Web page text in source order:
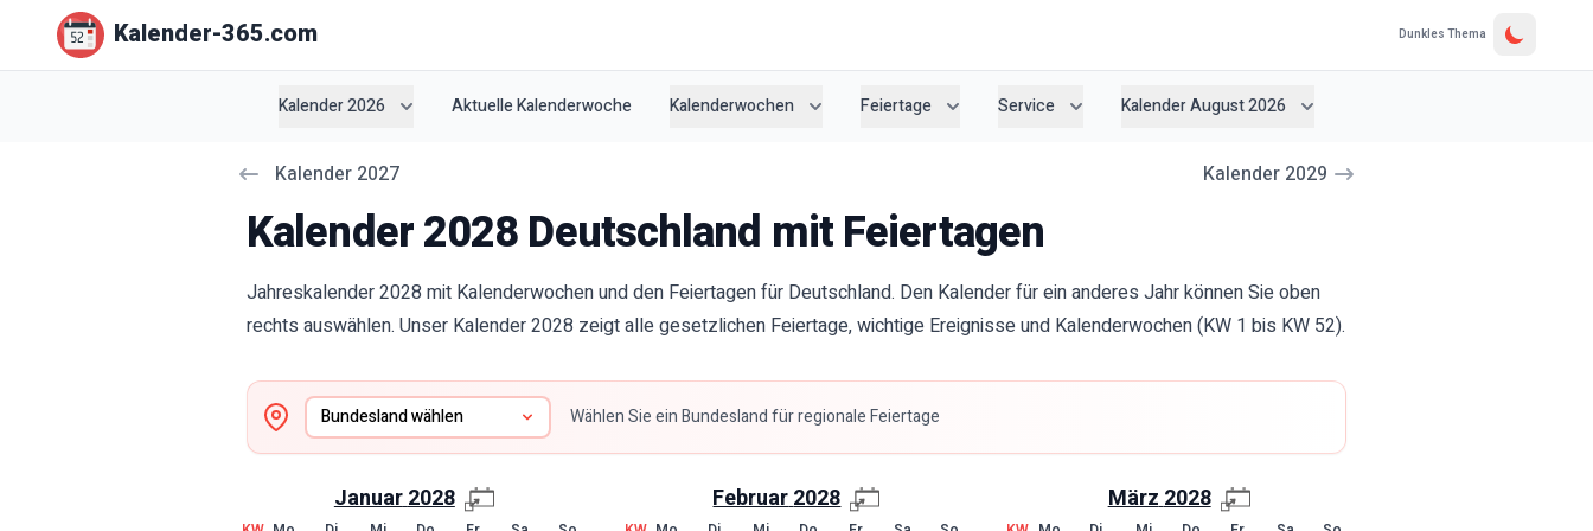
Kalender-365.com Dunkles Thema
Kalender 2026 Aktuelle Kalenderwoche Kalenderwochen Feiertage Service Kalender August 2026
Kalender 2027 Kalender 2029
Kalender 2028 Deutschland mit Feiertagen
Jahreskalender 2028 mit Kalenderwochen und den Feiertagen für Deutschland. Den Kalender für ein anderes Jahr können Sie oben
rechts auswählen. Unser Kalender 2028 zeigt alle gesetzlichen Feiertage, wichtige Ereignisse und Kalenderwochen (KW 1 bis KW 52).
Wählen Sie ein Bundesland für regionale Feiertage
Januar2028 Februar2028 März2028